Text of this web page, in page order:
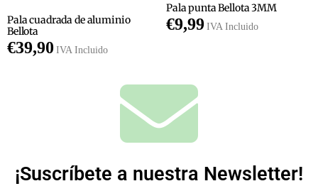
Pala cuadrada de aluminio
Bellota
€39,90 IVA Incluido
Pala punta Bellota 3MM
€9,99 IVA Incluido
¡Suscríbete a nuestra Newsletter!